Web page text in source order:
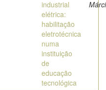
industrial
elétrica:
habilitação
eletrotécnica
numa
instituição
de
educação
tecnológica